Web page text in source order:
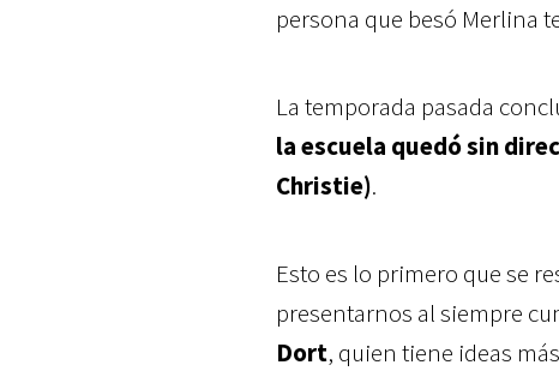
persona que besó Merlina
La temporada pasada
la escuela quedó sin
Christie).
Esto es lo primero que se
presentarnos al siempre
Dort, quien tiene ideas